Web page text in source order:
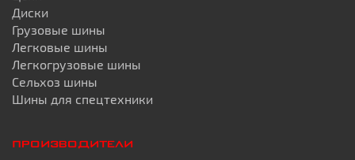
Диски
Грузовые шины
Легковые шины
Легкогрузовые шины
Сельхоз шины
Шины для спецтехники
ПРОИЗВОДИТЕЛИ